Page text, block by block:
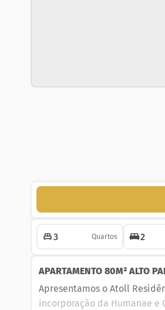
3 Quartos 2
APARTAMENTO 80M² ALTO
Apresentamos o Atoll
incorporação da Humanae e